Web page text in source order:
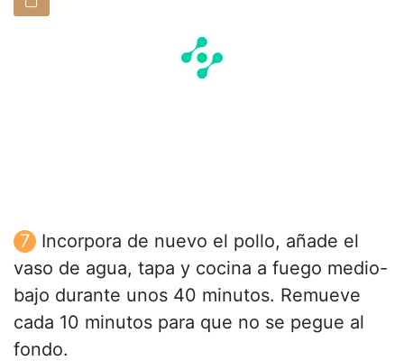
Incorpora de nuevo el pollo, añade el
vaso de agua, tapa y cocina a fuego medio-
bajo durante unos 40 minutos. Remueve
cada 10 minutos para que no se pegue al
fondo.